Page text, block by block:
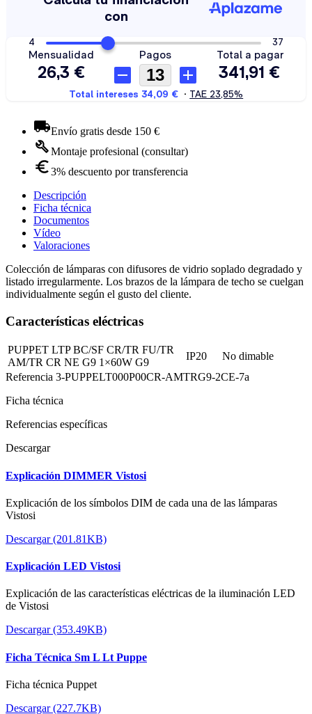
Envío gratis desde 150 €
Montaje profesional (consultar)
3% descuento por transferencia
Descripción
Ficha técnica
Documentos
Vídeo
Valoraciones
Colección de lámparas con difusores de vidrio soplado degradado y
listado irregularmente. Los brazos de la lámpara de techo se cuelgan
individualmente según el gusto del cliente.
Características eléctricas
PUPPET LTP BC/SF CR/TR FU/TR
AM/TR CR NE G9 1×60W G9
IP20
No dimable
Referencia 3-PUPPELT000P00CR-AMTRG9-2CE-7a
Ficha técnica
Referencias específicas
Descargar
Explicación DIMMER Vistosi
Explicación de los símbolos DIM de cada una de las lámparas
Vistosi
Descargar (201.81KB)
Explicación LED Vistosi
Explicación de las características eléctricas de la iluminación LED
de Vistosi
Descargar (353.49KB)
Ficha Técnica Sm L Lt Puppe
Ficha técnica Puppet
Descargar (227.7KB)